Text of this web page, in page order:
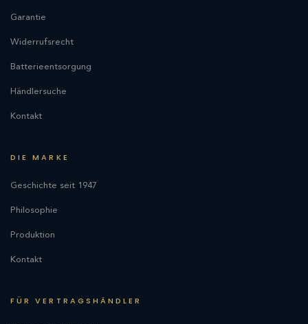
Garantie
Widerrufsrecht
Batterieentsorgung
Händlersuche
Kontakt
DIE MARKE
Geschichte seit 1947
Philosophie
Produktion
Kontakt
FÜR VERTRAGSHÄNDLER